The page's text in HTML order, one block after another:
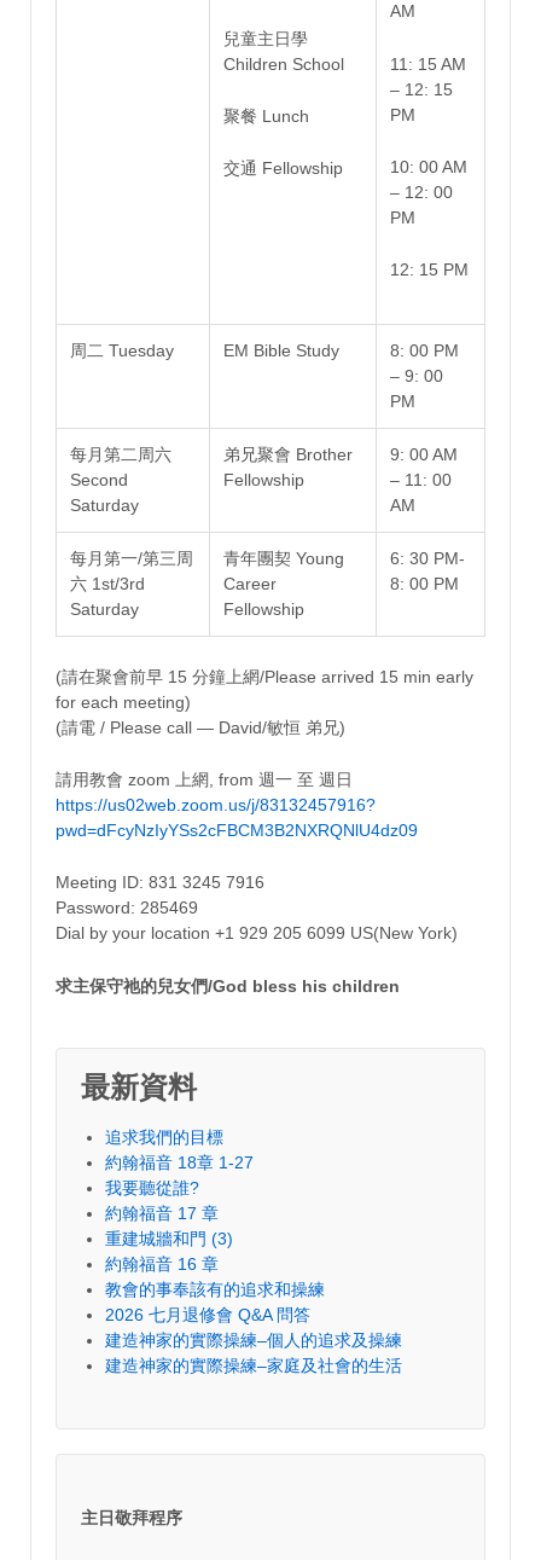
兒童主日學
Children School
聚餐 Lunch
交通 Fellowship
AM
11: 15 AM
– 12: 15
PM
10: 00 AM
– 12: 00
PM
12: 15 PM
周二 Tuesday EM Bible Study
8: 00 PM
– 9: 00
PM
每月第二周六
Second
Saturday
弟兄聚會 Brother
Fellowship
9: 00 AM
– 11: 00
AM
每月第一/第三周
六 1st/3rd
Saturday
青年團契 Young
Career
Fellowship
6: 30 PM-
8: 00 PM
(請在聚會前早 15 分鐘上網/Please arrived 15 min early
for each meeting)
(請電 / Please call — David/敏恒 弟兄)
請用教會 zoom 上網, from 週一 至 週日
https://us02web.zoom.us/j/83132457916?
pwd=dFcyNzIyYSs2cFBCM3B2NXRQNlU4dz09
Meeting ID: 831 3245 7916
Password: 285469
Dial by your location +1 929 205 6099 US(New York)
求主保守祂的兒女們/God bless his children
最新資料
追求我們的目標
約翰福音 18章 1-27
我要聽從誰?
約翰福音 17 章
重建城牆和門 (3)
約翰福音 16 章
教會的事奉該有的追求和操練
2026 七月退修會 Q&A 問答
建造神家的實際操練–個人的追求及操練
建造神家的實際操練–家庭及社會的生活
主日敬拜程序